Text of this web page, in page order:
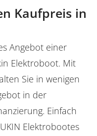
Kaufpreis in
Angebot einer
Elektroboot. Mit
Sie in wenigen
in der
Einfach
Elektrobootes